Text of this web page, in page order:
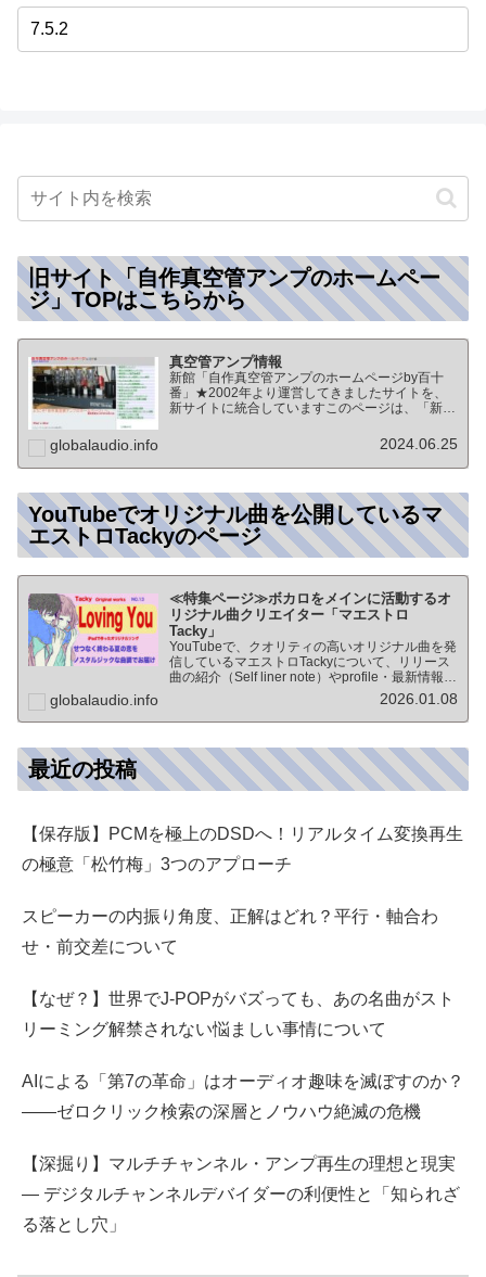
旧サイト「自作真空管アンプのホームペー
ジ」TOPはこちらから
真空管アンプ情報
新館「自作真空管アンプのホームページby百十
番」★2002年より運営してきましたサイトを、
新サイトに統合していますこのページは、「新
のTOPページになりますオーディオ情報全般の
globalaudio.info 2024.06.25
YouTubeでオリジナル曲を公開しているマ
エストロTackyのページ
≪特集ページ≫ボカロをメインに活動するオ
リジナル曲クリエイター「マエストロ
Tacky」
YouTubeで、クオリティの高いオリジナル曲を発
信しているマエストロTackyについて、リリース
曲の紹介（Self liner note）やprofile・最新情報な
ど★動画チャンネル登録100人突破記念作品の生
globalaudio.info 2026.01.08
最近の投稿
【保存版】PCMを極上のDSDへ！リアルタイム変換再生
の極意「松竹梅」3つのアプローチ
スピーカーの内振り角度、正解はどれ？平行・軸合わ
せ・前交差について
【なぜ？】世界でJ-POPがバズっても、あの名曲がスト
リーミング解禁されない悩ましい事情について
AIによる「第7の革命」はオーディオ趣味を滅ぼすのか？
――ゼロクリック検索の深層とノウハウ絶滅の危機
【深掘り】マルチチャンネル・アンプ再生の理想と現実
— デジタルチャンネルデバイダーの利便性と「知られざ
る落とし穴」